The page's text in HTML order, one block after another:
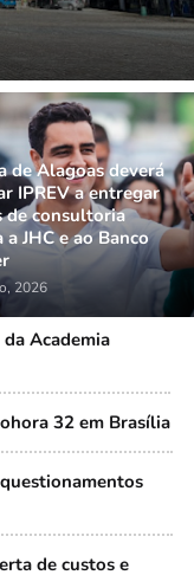
de Alagoas deverá
IPREV a entregar
de consultoria
a JHC e ao Banco
2026
Academia
32 em Brasília
de custos e